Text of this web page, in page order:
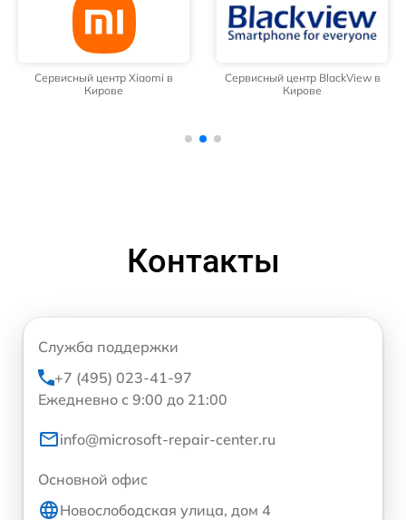
Сервисный центр Xiaomi в
Кирове
Сервисный центр BlackView в
Кирове
Контакты
Служба поддержки
+7 (495) 023-41-97
Ежедневно с 9:00 до 21:00
info@microsoft-repair-center.ru
Основной офис
Новослободская улица, дом 4